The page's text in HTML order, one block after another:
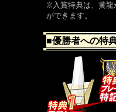
※入賞特典は、黄龍
ができます。
■優勝者への特